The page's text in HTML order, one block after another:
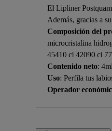
El Lipliner
Además, gracias a
Composición del
microcristalina
45410 ci 42090 ci
Contenido neto: 4ml
Uso: Perfila tus
Operador